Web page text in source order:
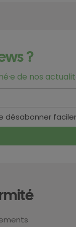
?
de nos
désabonner